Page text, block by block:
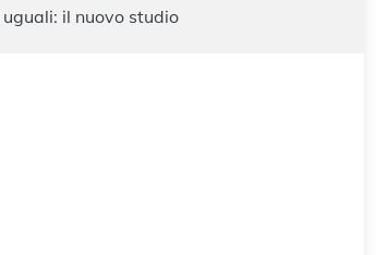
uguali: il nuovo studio